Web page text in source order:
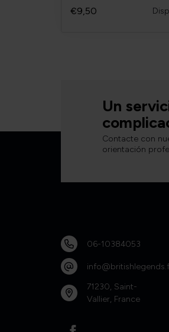
€9,50
Un
Contacte con
orientación
06-10384053
71230, Saint-
Vallier, France